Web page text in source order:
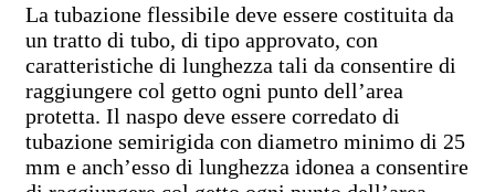
La tubazione flessibile deve essere costituita da
un tratto di tubo, di tipo approvato, con
caratteristiche di lunghezza tali da consentire di
raggiungere col getto ogni punto dell’area
protetta. Il naspo deve essere corredato di
tubazione semirigida con diametro minimo di 25
mm e anch’esso di lunghezza idonea a consentire